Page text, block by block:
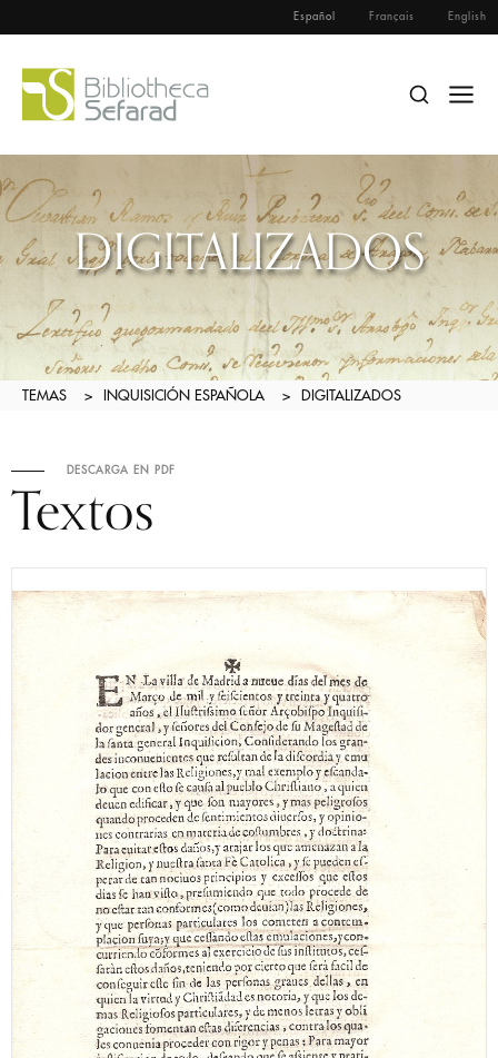
Español Français English
DIGITALIZADOS
TEMAS > INQUISICIÓN ESPAÑOLA > DIGITALIZADOS
DESCARGA EN PDF
Textos